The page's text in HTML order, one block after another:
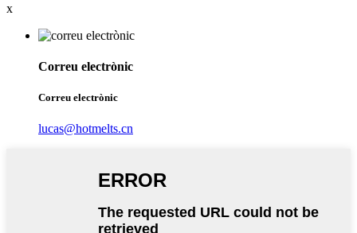
x
Correu electrònic
Correu electrònic
lucas@hotmelts.cn